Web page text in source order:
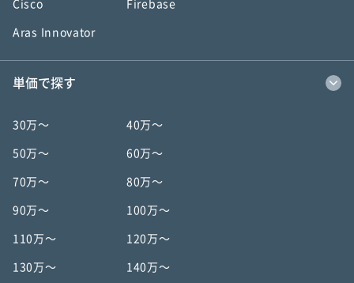
Cisco Firebase
Aras Innovator
単価で探す
30万〜 40万〜
50万〜 60万〜
70万〜 80万〜
90万〜 100万〜
110万〜 120万〜
130万〜 140万〜